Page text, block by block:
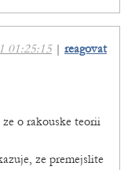
01:25:15| reagovat
o rakouske teorii
ze premejslite